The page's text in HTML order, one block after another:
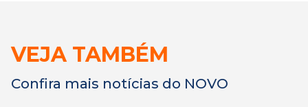
VEJA TAMBÉM
Confira mais notícias do NOVO